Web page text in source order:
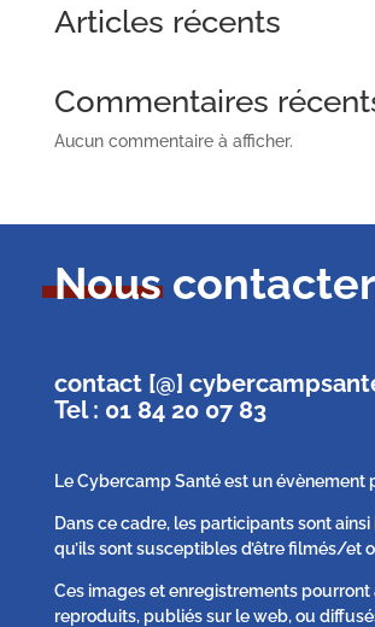
Articles récents
Commentaires
Aucun commentaire à afficher.
Nous contacter
contact [@]
Tel : 01 84 20 07 83
Le Cybercamp Santé est un évènement
Dans ce cadre, les participants sont
qu’ils sont susceptibles d’être filmés/et
Ces images et enregistrements pourront
reproduits, publiés sur le web, ou